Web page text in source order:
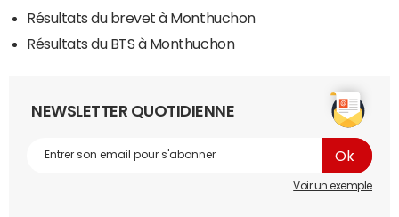
Résultats du brevet à Monthuchon
Résultats du BTS à Monthuchon
NEWSLETTER QUOTIDIENNE
Voir un exemple